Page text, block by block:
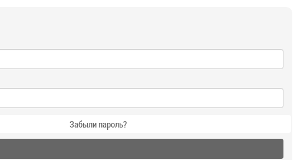
Забыли пароль?